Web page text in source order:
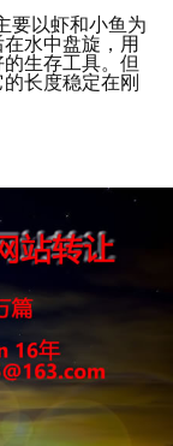
要以虾和小鱼为
水中盘旋，用
生存工具。但
长度稳定在刚